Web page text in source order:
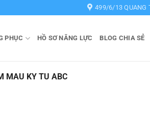
499/6/13 QUANG
PHỤC HỒ SƠ NĂNG LỰC BLOG CHIA SẺ
MAU KY TU ABC